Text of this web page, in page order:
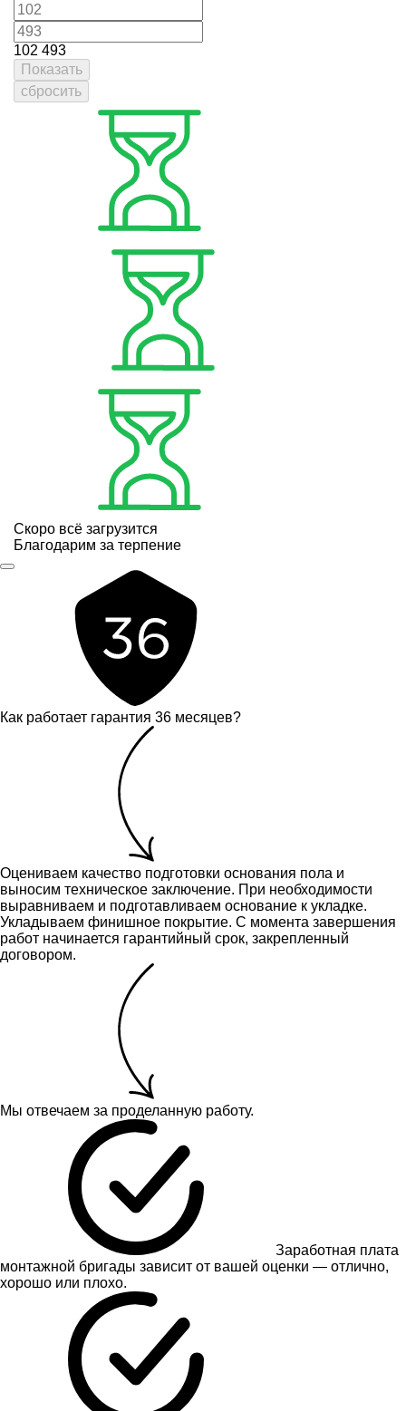
102 493
Показать
сбросить
Скоро всё загрузится
Благодарим за терпение
Как работает гарантия 36 месяцев?
Оцениваем качество подготовки основания пола и
выносим техническое заключение. При необходимости
выравниваем и подготавливаем основание к укладке.
Укладываем финишное покрытие. С момента завершения
работ начинается гарантийный срок, закрепленный
договором.
Мы отвечаем за проделанную работу.
Заработная плата
монтажной бригады зависит от вашей оценки — отлично,
хорошо или плохо.